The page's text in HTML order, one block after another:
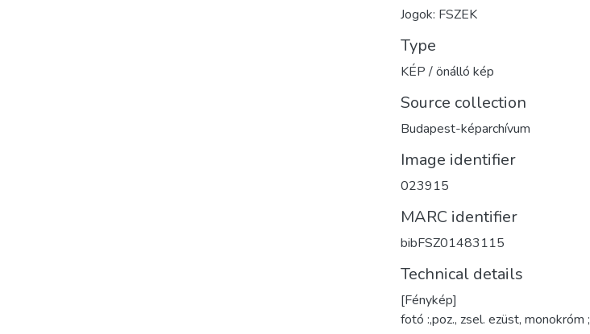
Jogok: FSZEK
Type
KÉP / önálló kép
Source collection
Budapest-képarchívum
Image identifier
023915
MARC identifier
bibFSZ01483115
Technical details
[Fénykép]
fotó :,poz., zsel. ezüst, monokróm ;